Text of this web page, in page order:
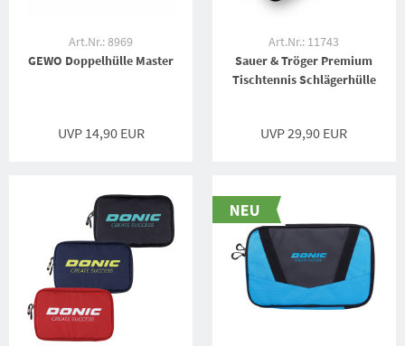
Art.Nr.: 8969
GEWO Doppelhülle Master
UVP 14,90 EUR
Art.Nr.: 11743
Sauer & Tröger Premium
Tischtennis Schlägerhülle
UVP 29,90 EUR